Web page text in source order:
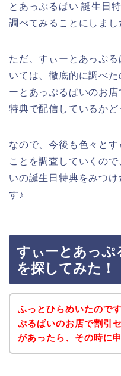
とあっぷるぱい 誕生日
調べてみることにしまし
ただ、すぃーとあっぷ
いては、徹底的に調べ
ーとあっぷるぱいのお
特典で配信しているかど
なので、今後も色々と
ことを調査していくの
いの誕生日特典をみつ
す♪
すぃーとあっぷ
を探してみた！
ふっとひらめいたので
ぷるぱいのお店で割引
があったら、その時に